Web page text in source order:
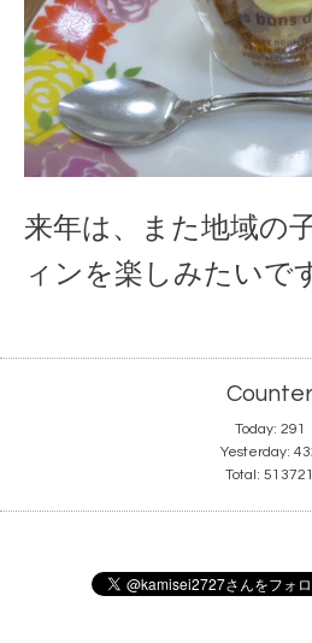
来年は、また地域の
ィンを楽しみたいで
Counter
Today: 291
Yesterday:
Total: 513721